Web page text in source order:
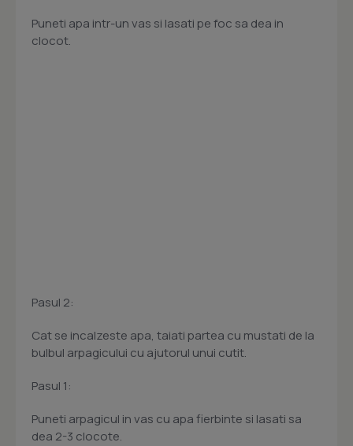
Puneti apa intr-un vas si lasati pe foc sa dea in
clocot.
Pasul 2:
Cat se incalzeste apa, taiati partea cu mustati de la
bulbul arpagicului cu ajutorul unui cutit.
Pasul 1:
Puneti arpagicul in vas cu apa fierbinte si lasati sa
dea 2-3 clocote.